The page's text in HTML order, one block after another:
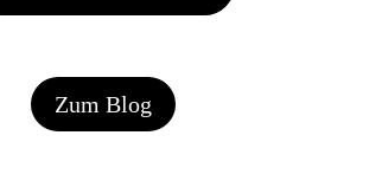
Zum Blog